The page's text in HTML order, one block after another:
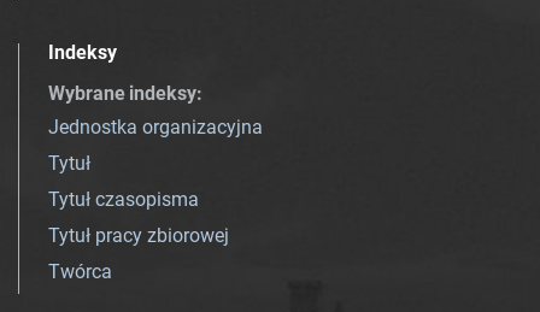
Indeksy
Wybrane indeksy:
Jednostka organizacyjna
Tytuł
Tytuł czasopisma
Tytuł pracy zbiorowej
Twórca